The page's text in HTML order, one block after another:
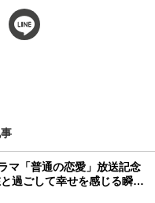
マ「普通の恋愛」放送記念
過ごして幸せを感じる瞬間